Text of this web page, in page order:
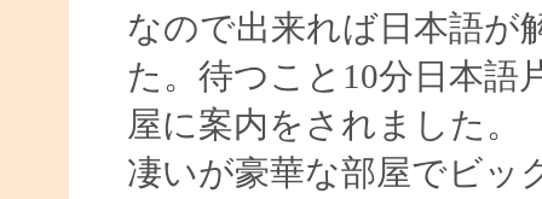
なので出来れば日本語が
た。待つこと10分日本語
屋に案内をされました。
凄いが豪華な部屋でビッ